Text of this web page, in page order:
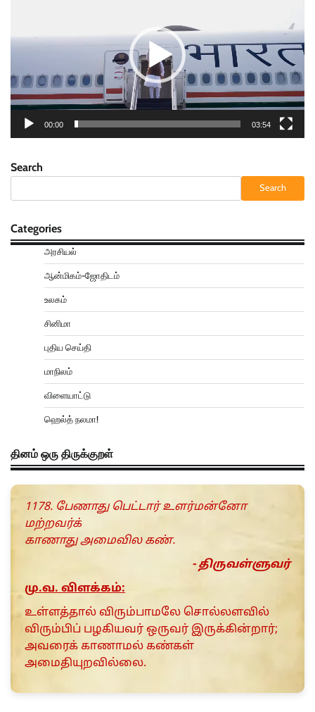
00:00 03:54
Search
Search
Categories
அரசியல்
ஆன்மிகம்-ஜோதிடம்
உலகம்
சினிமா
புதிய செய்தி
மாநிலம்
விளையாட்டு
ஹெல்த் நலமா!
தினம் ஒரு திருக்குறள்
1178. பேணாது பெட்டார் உளர்மன்னோ
மற்றவர்க்
காணாது அமைவில கண்.
- திருவள்ளுவர்
மு.வ. விளக்கம்:
உள்ளத்தால் விரும்பாமலே சொல்லளவில்
விரும்பிப் பழகியவர் ஒருவர் இருக்கின்றார்;
அவரைக் காணாமல் கண்கள்
அமைதியுறவில்லை.